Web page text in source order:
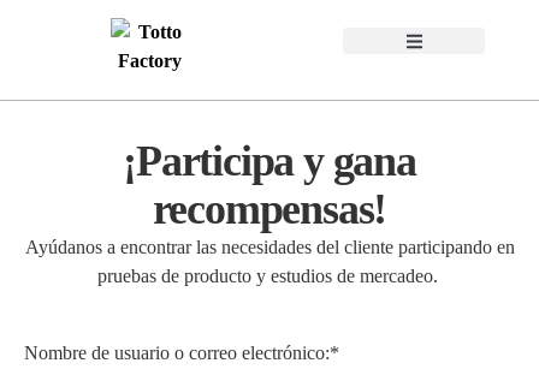
¡Participa y gana
recompensas!
Ayúdanos a encontrar las necesidades del cliente participando en
pruebas de producto y estudios de mercadeo.
Nombre de usuario o correo electrónico:*